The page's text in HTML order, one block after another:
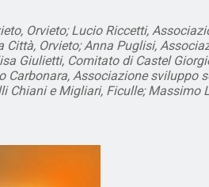
Orvieto; Lucio Riccetti,
Orvieto; Anna Puglisi,
Giulietti, Comitato di Castel
Carbonara, Associazione sviluppo
Chiani e Migliari, Ficulle; Massimo